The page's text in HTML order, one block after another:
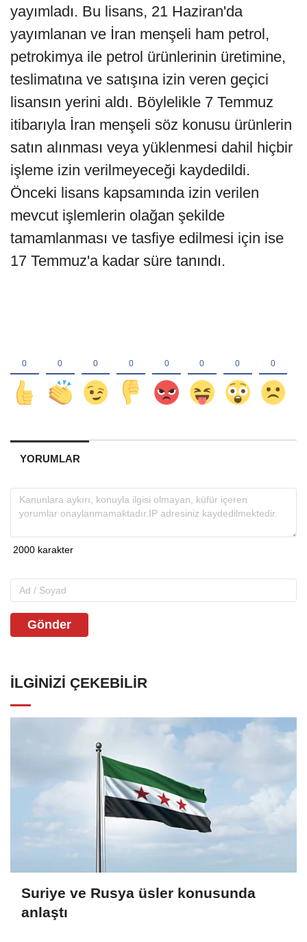
yayımladı. Bu lisans, 21 Haziran'da
yayımlanan ve İran menşeli ham petrol,
petrokimya ile petrol ürünlerinin üretimine,
teslimatına ve satışına izin veren geçici
lisansın yerini aldı. Böylelikle 7 Temmuz
itibarıyla İran menşeli söz konusu ürünlerin
satın alınması veya yüklenmesi dahil hiçbir
işleme izin verilmeyeceği kaydedildi.
Önceki lisans kapsamında izin verilen
mevcut işlemlerin olağan şekilde
tamamlanması ve tasfiye edilmesi için ise
17 Temmuz'a kadar süre tanındı.
YORUMLAR
Gönder
İLGINIZI ÇEKEBILIR
Suriye ve Rusya üsler konusunda
anlaştı